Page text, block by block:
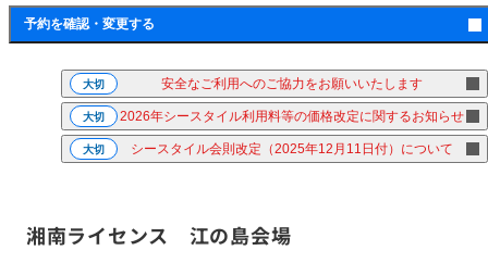
予約を確認・ 変更する
大切 安全なご利用へのご協力をお願いいたします
大切 2026年シースタイル利用料等の価格改定に関するお知らせ
大切 シースタイル会則改定（2025年12月11日付）について
湘南ライセンス 江の島会場